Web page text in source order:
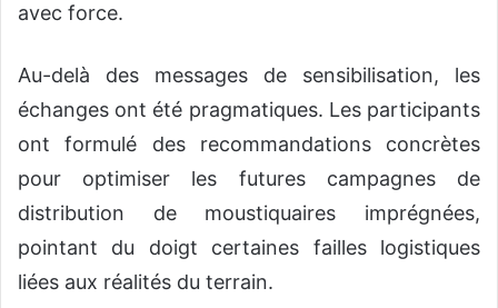
avec force.
Au-delà des messages de sensibilisation, les
échanges ont été pragmatiques. Les participants
ont formulé des recommandations concrètes
pour optimiser les futures campagnes de
distribution de moustiquaires imprégnées,
pointant du doigt certaines failles logistiques
liées aux réalités du terrain.